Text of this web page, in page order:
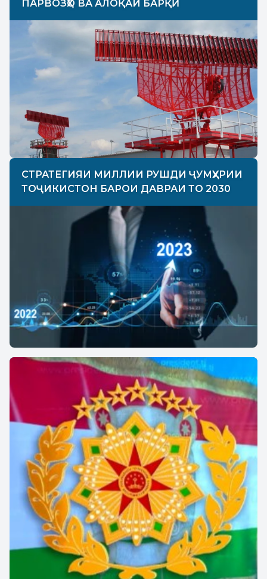
ПАРВОЗҲО ВА АЛОҚАИ БАРҚӢ
СТРАТЕГИЯИ МИЛЛИИ РУШДИ ҶУМҲУРИИ
ТОҶИКИСТОН БАРОИ ДАВРАИ ТО 2030